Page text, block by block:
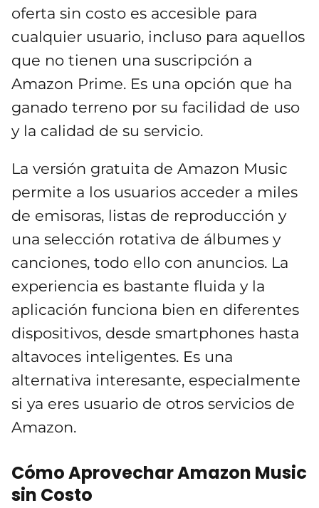
oferta sin costo es accesible para
cualquier usuario, incluso para aquellos
que no tienen una suscripción a
Amazon Prime. Es una opción que ha
ganado terreno por su facilidad de uso
y la calidad de su servicio.
La versión gratuita de Amazon Music
permite a los usuarios acceder a miles
de emisoras, listas de reproducción y
una selección rotativa de álbumes y
canciones, todo ello con anuncios. La
experiencia es bastante fluida y la
aplicación funciona bien en diferentes
dispositivos, desde smartphones hasta
altavoces inteligentes. Es una
alternativa interesante, especialmente
si ya eres usuario de otros servicios de
Amazon.
Cómo Aprovechar Amazon Music
sin Costo